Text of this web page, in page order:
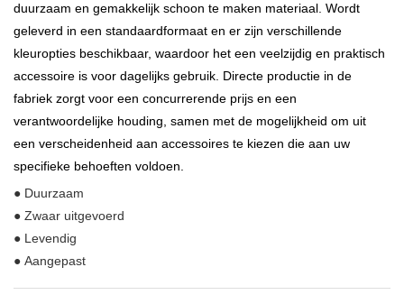
duurzaam en gemakkelijk schoon te maken materiaal. Wordt
geleverd in een standaardformaat en er zijn verschillende
kleuropties beschikbaar, waardoor het een veelzijdig en praktisch
accessoire is voor dagelijks gebruik. Directe productie in de
fabriek zorgt voor een concurrerende prijs en een
verantwoordelijke houding, samen met de mogelijkheid om uit
een verscheidenheid aan accessoires te kiezen die aan uw
specifieke behoeften voldoen.
● Duurzaam
● Zwaar uitgevoerd
● Levendig
● Aangepast